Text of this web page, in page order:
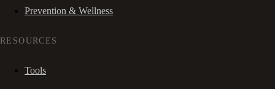
Prevention & Wellness
RESOURCES
Tools